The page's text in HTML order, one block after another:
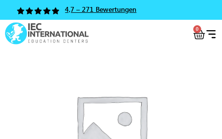
4,7 – 271 Bewertungen
0